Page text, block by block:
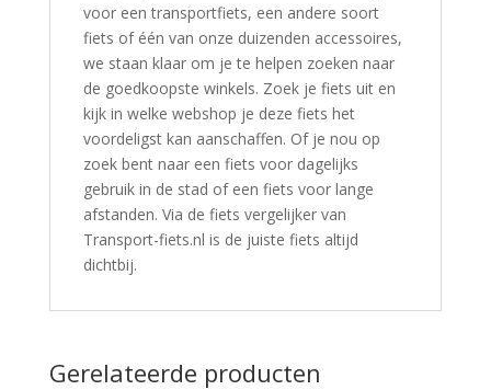
voor een transportfiets, een andere soort
fiets of één van onze duizenden accessoires,
we staan klaar om je te helpen zoeken naar
de goedkoopste winkels. Zoek je fiets uit en
kijk in welke webshop je deze fiets het
voordeligst kan aanschaffen. Of je nou op
zoek bent naar een fiets voor dagelijks
gebruik in de stad of een fiets voor lange
afstanden. Via de fiets vergelijker van
Transport-fiets.nl is de juiste fiets altijd
dichtbij.
Gerelateerde producten